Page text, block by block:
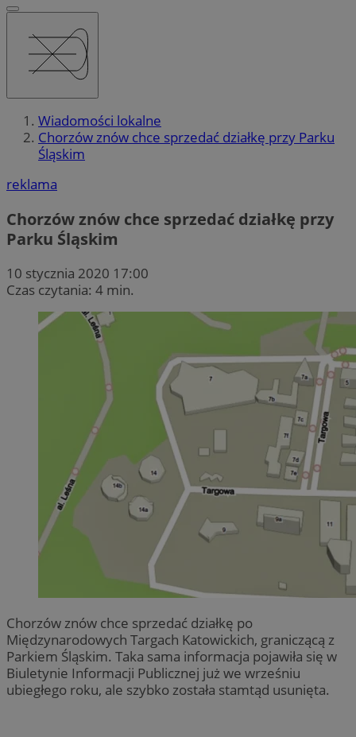
Wiadomości lokalne
Chorzów znów chce sprzedać działkę przy Parku
Śląskim
reklama
Chorzów znów chce sprzedać działkę przy
Parku Śląskim
10 stycznia 2020 17:00
Czas czytania: 4 min.
Chorzów znów chce sprzedać działkę po
Międzynarodowych Targach Katowickich, graniczącą z
Parkiem Śląskim. Taka sama informacja pojawiła się w
Biuletynie Informacji Publicznej już we wrześniu
ubiegłego roku, ale szybko została stamtąd usunięta.